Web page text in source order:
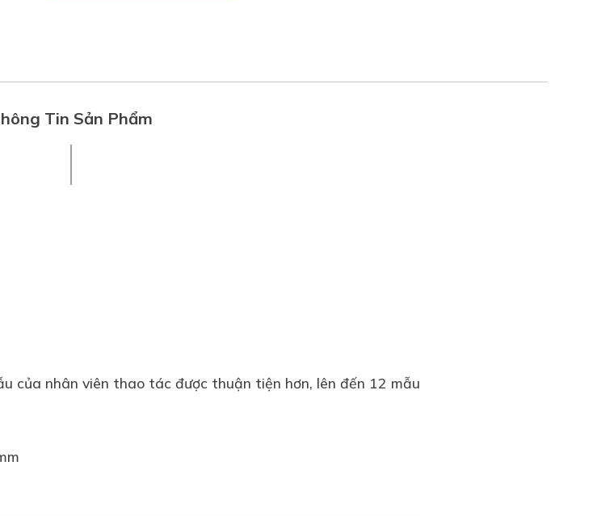
Tin Sản Phẩm
của nhân viên thao tác được thuận tiện hơn, lên đến 12 mẫu